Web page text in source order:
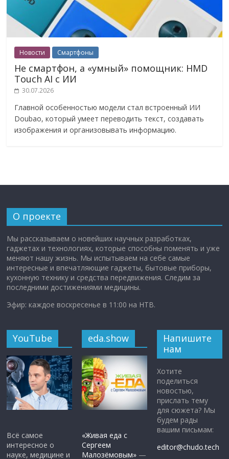
Новости Смартфоны
Не смартфон, а «умный» помощник: HMD
Touch AI с ИИ
30.07.2026
Главной особенностью модели стал встроенный ИИ
Doubao, который умеет переводить текст, создавать
изображения и организовывать информацию.
О проекте
Мы рассказываем о новейших научных разработках,
гаджетах и технологиях, которые способны поменять и уже
меняют нашу жизнь. Мы испытываем на себе самые
интересные и впечатляющие гаджеты, бытовые приборы,
кухонную технику и средства передвижения. Следим за
последними достижениями медицины.
Эфир: каждое воскресенье в 11:00 на НТВ.
YouTube
Всё самое
интересное о
науке, медицине и
eda.show
«Живая еда с
Сергеем
Малозёмовым» —
Напишите
нам
Хотите
поделиться
новостью,
прислать тему
для сюжета? Мы
будем рады
вашим письмам:
editor@chudo.tech